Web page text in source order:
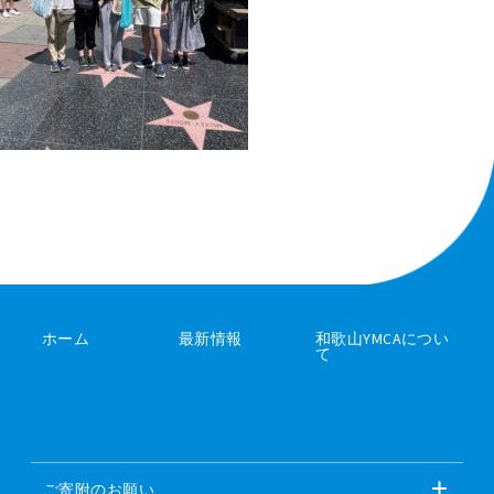
ホーム 最新情報 和歌山YMCAについ
て
ご寄附のお願い